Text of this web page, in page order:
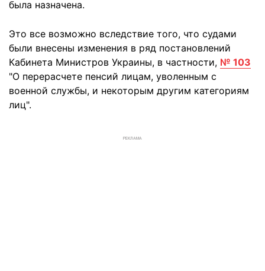
была назначена.
Это все возможно вследствие того, что судами
были внесены изменения в ряд постановлений
Кабинета Министров Украины, в частности, № 103
"О перерасчете пенсий лицам, уволенным с
военной службы, и некоторым другим категориям
лиц".
РЕКЛАМА